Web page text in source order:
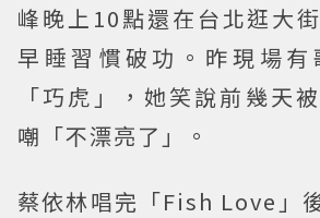
峰晚上10點還在台北逛大
早睡習慣破功。昨現場有
「巧虎」，她笑說前幾天
嘲「不漂亮了」。
蔡依林唱完「Fish Love」